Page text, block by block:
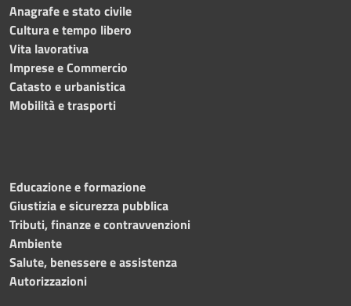
Anagrafe e stato civile
Cultura e tempo libero
Vita lavorativa
Imprese e Commercio
Catasto e urbanistica
Mobilità e trasporti
Educazione e formazione
Giustizia e sicurezza pubblica
Tributi, finanze e contravvenzioni
Ambiente
Salute, benessere e assistenza
Autorizzazioni